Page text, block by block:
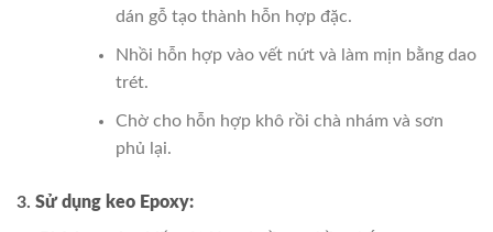
dán gỗ tạo thành hỗn hợp đặc.
Nhồi hỗn hợp vào vết nứt và làm mịn bằng dao
trét.
Chờ cho hỗn hợp khô rồi chà nhám và sơn
phủ lại.
3. Sử dụng keo Epoxy: